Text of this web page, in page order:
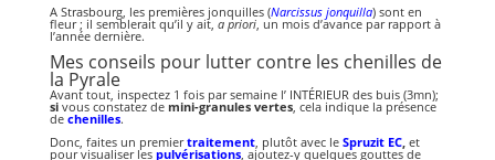
A Strasbourg, les premières jonquilles (Narcissus jonquilla) sont en
fleur ; il semblerait qu’il y ait, a priori, un mois d’avance par rapport à
l’année dernière.
Mes conseils pour lutter contre les chenilles de
la Pyrale
Avant tout, inspectez 1 fois par semaine l’ INTÉRIEUR des buis (3mn);
sivous constatez de mini-granules vertes, cela indique la présence
de chenilles.
Donc, faites un premiertraitement, plutôt avec le Spruzit EC, et
pour visualiser les pulvérisations, ajoutez-y quelques gouttes de